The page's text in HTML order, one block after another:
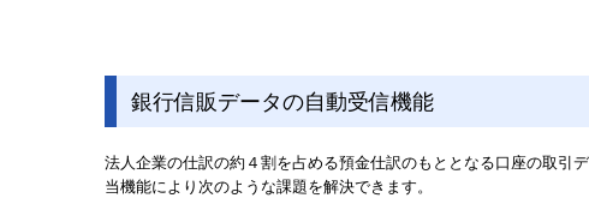
銀行信販データの自動受信機能
法人企業の仕訳の約４割を占める預金仕訳のもととなる口座の取引
当機能により次のような課題を解決できます。